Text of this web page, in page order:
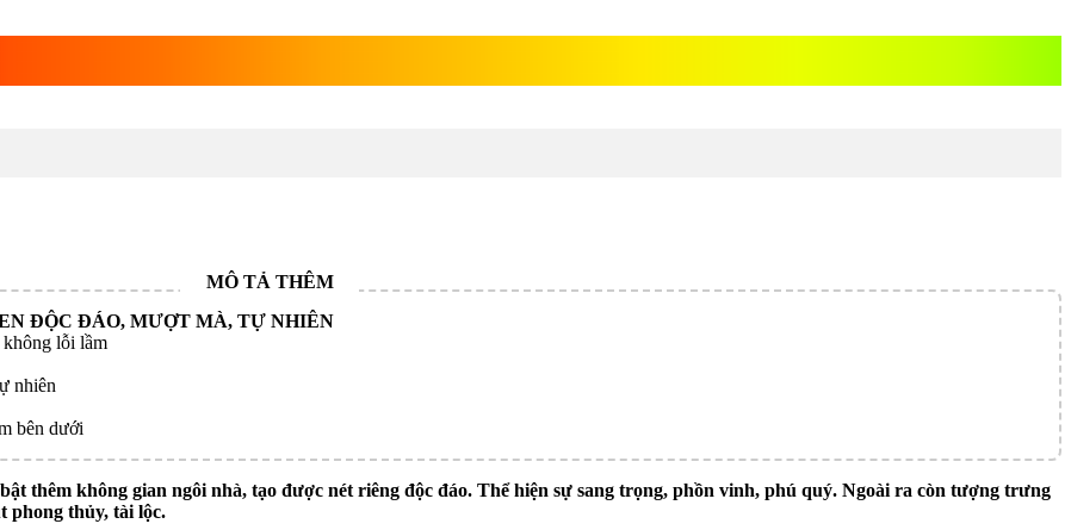
ĐỘC ĐÁO, MƯỢT MÀ, TỰ NHIÊN
không lỗi lầm
nhiên
bên dưới
thêm không gian ngôi nhà, tạo được nét riêng độc đáo. Thể hiện sự sang trọng, phồn vinh, phú quý. Ngoài ra còn tượng trưng
phong thủy, tài lộc.